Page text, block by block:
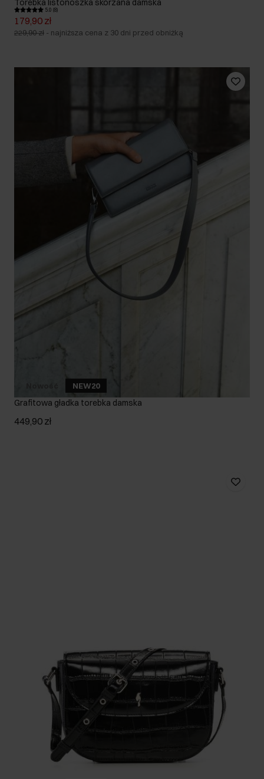
Torebka listonoszka skórzana damska
5.0 (8)
179,90 zł
229,90 zł - najniższa cena z 30 dni przed obniżką
NEW20
Grafitowa gładka torebka damska
449,90 zł